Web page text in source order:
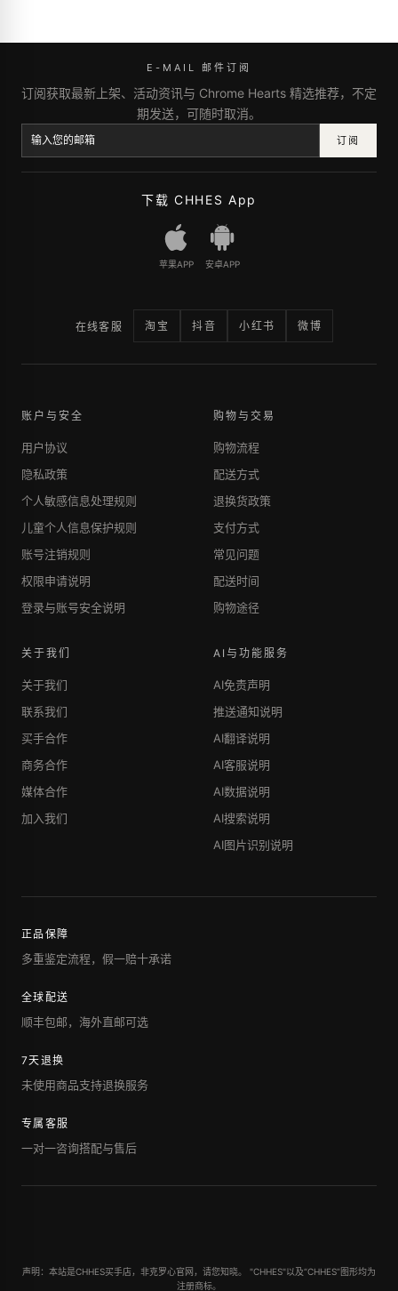
E-MAIL 邮件订阅
订阅获取最新上架、活动资讯与 Chrome Hearts 精选推荐，不定
期发送，可随时取消。
订阅
下载 CHHES App
苹果APP 安卓APP
在线客服 淘宝 抖音 小红书 微博
账户与安全
用户协议
隐私政策
个人敏感信息处理规则
儿童个人信息保护规则
账号注销规则
权限申请说明
登录与账号安全说明
购物与交易
购物流程
配送方式
退换货政策
支付方式
常见问题
配送时间
购物途径
关于我们
关于我们
联系我们
买手合作
商务合作
媒体合作
加入我们
AI与功能服务
AI免责声明
推送通知说明
AI翻译说明
AI客服说明
AI数据说明
AI搜索说明
AI图片识别说明
正品保障
多重鉴定流程，假一赔十承诺
全球配送
顺丰包邮，海外直邮可选
7天退换
未使用商品支持退换服务
专属客服
一对一咨询搭配与售后
声明：本站是CHHES买手店，非克罗心官网，请您知晓。 "CHHES"以及“CHHES”图形均为
注册商标。